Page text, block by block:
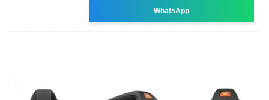
WhatsApp